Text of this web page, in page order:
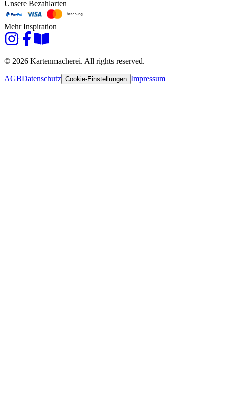
Unsere Bezahlarten
Mehr Inspiration
© 2026 Kartenmacherei. All rights reserved.
AGBDatenschutz Cookie-Einstellungen Impressum